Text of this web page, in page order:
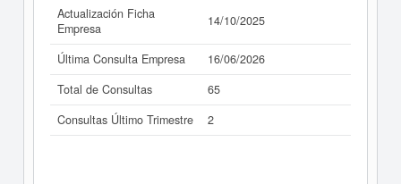
Actualización Ficha
Empresa
14/10/2025
Última Consulta Empresa
16/06/2026
Total de Consultas
65
Consultas Último Trimestre
2